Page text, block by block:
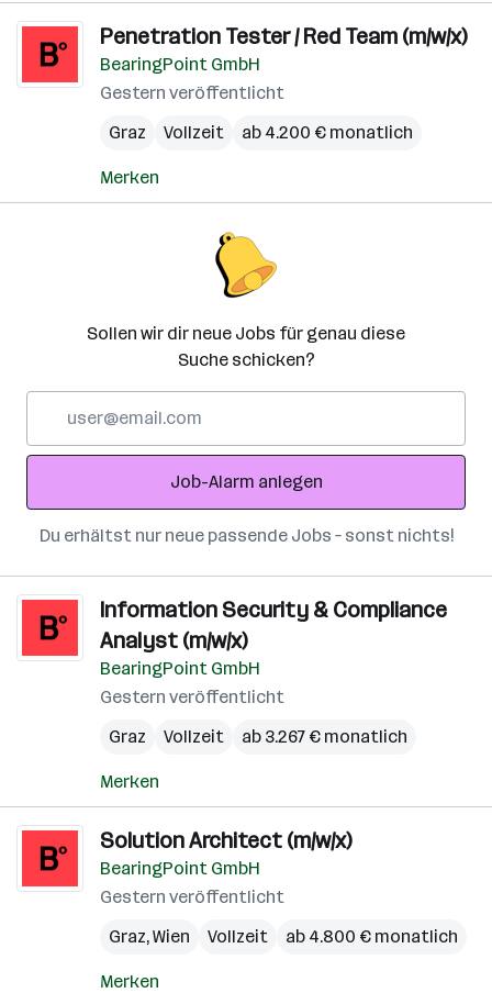
Penetration Tester / Red Team (m/w/x)
BearingPoint GmbH
Gestern veröffentlicht
Graz
Vollzeit ab 4.200 € monatlich
Merken
Sollen wir dir neue Jobs für genau diese
Suche schicken?
Adresse
Job-Alarm anlegen
Du erhältst nur neue passende Jobs – sonst nichts!
Information Security & Compliance
Analyst (m/w/x)
BearingPoint GmbH
Gestern veröffentlicht
Graz
Vollzeit ab 3.267 € monatlich
Merken
Solution Architect (m/w/x)
BearingPoint GmbH
Gestern veröffentlicht
Graz,Wien Vollzeit ab 4.800 € monatlich
Merken